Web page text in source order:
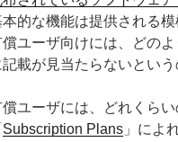
的な機能は提供される模
償ユーザ向けには、どの
記載が見当たらないという
ユーザには、どれくら
Subscription Plans 」によ